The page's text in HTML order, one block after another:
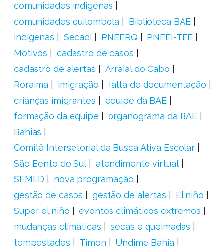
comunidades indígenas
comunidades quilombola
Biblioteca BAE
indígenas
Secadi PNEERQ
PNEEI-TEE
Motivos
cadastro de casos
cadastro de alertas
Arraial do Cabo
Roraima
imigração
falta de documentação
crianças imigrantes
equipe da BAE
formação da equipe
organograma da BAE
Bahias
Comitê Intersetorial da Busca Ativa Escolar
São Bento do Sul
atendimento virtual
SEMED
nova programação
gestão de casos
gestão de alertas
El niño
Super el niño
eventos climáticos extremos
mudanças climáticas
secas e queimadas
tempestades
Timon
Undime Bahia